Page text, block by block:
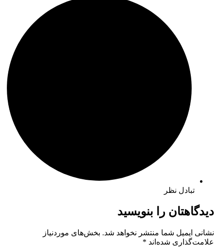
تبادل نظر
دیدگاهتان را بنویسید
نشانی ایمیل شما منتشر نخواهد شد. بخش‌های موردنیاز
علامت‌گذاری شده‌اند *